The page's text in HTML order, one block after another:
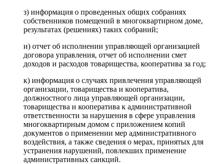
з) информация о проведенных общих собраниях
собственников помещений в многоквартирном доме,
результатах (решениях) таких собраний;
и) отчет об исполнении управляющей организацией
договора управления, отчет об исполнении смет
доходов и расходов товарищества, кооператива за год;
к) информация о случаях привлечения управляющей
организации, товарищества и кооператива,
должностного лица управляющей организации,
товарищества и кооператива к административной
ответственности за нарушения в сфере управления
многоквартирным домом с приложением копий
документов о применении мер административного
воздействия, а также сведения о мерах, принятых для
устранения нарушений, повлекших применение
административных санкций.